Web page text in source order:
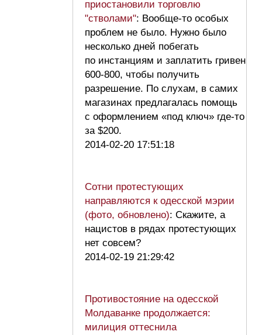
приостановили торговлю
"стволами": Вообще-то особых
проблем не было. Нужно было
несколько дней побегать
по инстанциям и заплатить гривен
600-800, чтобы получить
разрешение. По слухам, в самих
магазинах предлагалась помощь
с оформлением «под ключ» где-то
за $200.
2014-02-20 17:51:18
Сотни протестующих
направляются к одесской мэрии
(фото, обновлено): Скажите, а
нацистов в рядах протестующих
нет совсем?
2014-02-19 21:29:42
Противостояние на одесской
Молдаванке продолжается:
милиция оттеснила